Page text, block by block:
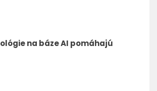
na báze AI pomáhajú